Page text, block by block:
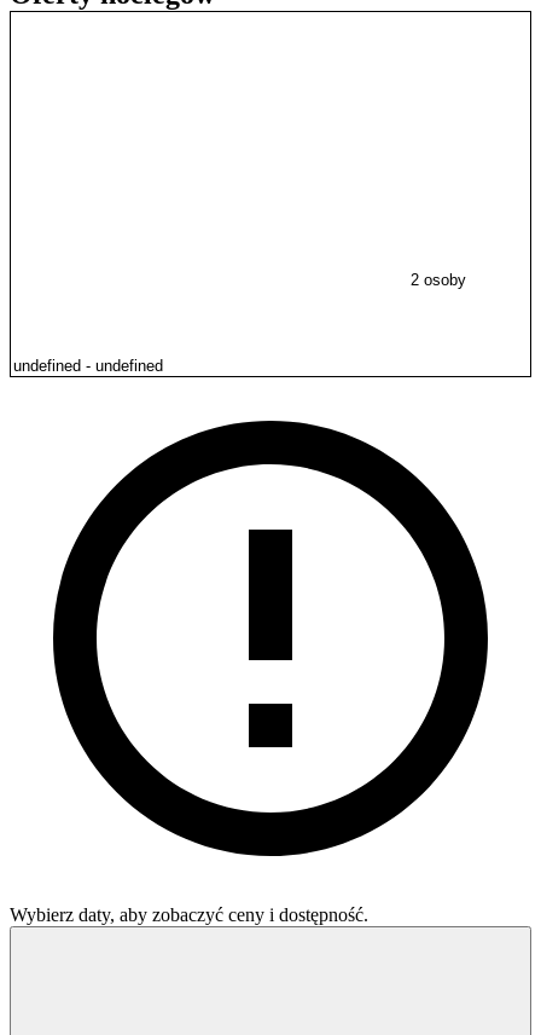
2 osoby
Wybierz daty, aby zobaczyć ceny i dostępność.